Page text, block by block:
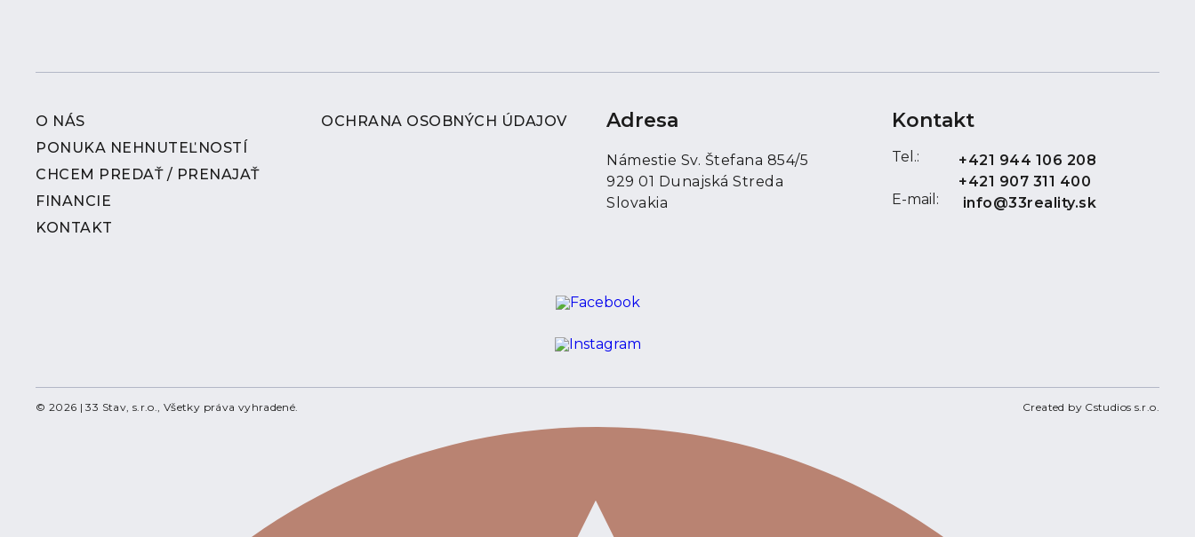
- Vstupná chodba
-Predsieň
-Kuchyňa
-Kúpeľňa
-Izba
- Vstupná chodba
-Kuchyňa
-Izba
-prechod na terasu
-Predsieň
O NÁS
PONUKA NEHNUTEĽNOSTÍ
CHCEM PREDAŤ / PRENAJAŤ
FINANCIE
KONTAKT
OCHRANA OSOBNÝCH ÚDAJOV Adresa
Námestie Sv. Štefana 854/5
929 01 Dunajská Streda
Slovakia
Kontakt
Tel.:
+421 944 106 208
+421 907 311 400
E-mail:
info@33reality.sk
© 2026 | 33 Stav, s.r.o., Všetky práva vyhradené. Created by Cstudios s.r.o.